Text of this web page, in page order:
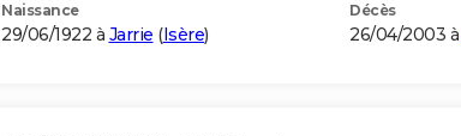
Naissance
29/06/1922 à Jarrie (Isère)
Décès
26/04/2003 à